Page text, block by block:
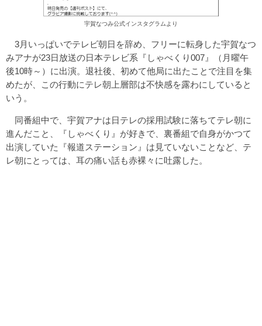
宇賀なつみ公式インスタグラムより
3月いっぱいでテレビ朝日を辞め、フリーに転身した宇賀なつ
みアナが23日放送の日本テレビ系『しゃべくり007』（月曜午
後10時～）に出演。退社後、初めて他局に出たことで注目を集
めたが、この行動にテレ朝上層部は不快感を露わにしていると
いう。
同番組中で、宇賀アナは日テレの採用試験に落ちてテレ朝に
進んだこと、『しゃべくり』が好きで、裏番組で自身がかつて
出演していた『報道ステーション』は見ていないことなど、テ
レ朝にとっては、耳の痛い話も赤裸々に吐露した。